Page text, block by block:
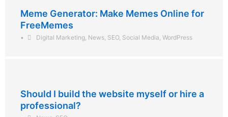
Meme Generator: Make Memes Online for
FreeMemes
• Digital Marketing, News, SEO, Social Media,WordPress
Should I build the website myself or hire a
professional?